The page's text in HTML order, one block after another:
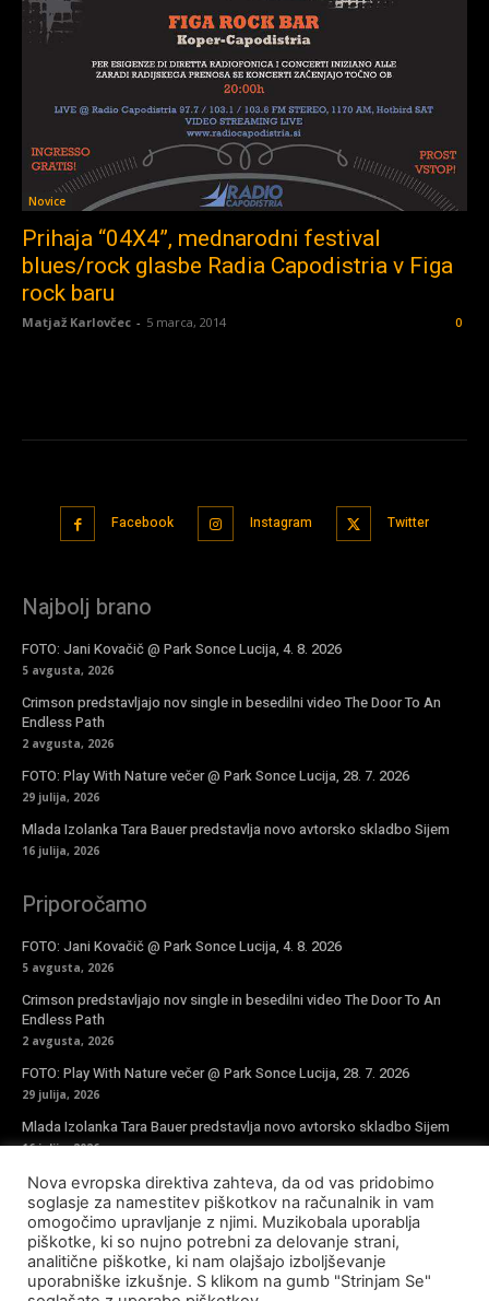
Novice
Prihaja “04X4”, mednarodni festival
blues/rock glasbe Radia Capodistria v Figa
rock baru
Matjaž Karlovčec - 5 marca, 2014 0
Facebook Instagram Twitter
Najbolj brano
FOTO: Jani Kovačič @ Park Sonce Lucija, 4. 8. 2026
5 avgusta, 2026
Crimson predstavljajo nov single in besedilni video The Door To An
Endless Path
2 avgusta, 2026
FOTO: Play With Nature večer @ Park Sonce Lucija, 28. 7. 2026
29 julija, 2026
Mlada Izolanka Tara Bauer predstavlja novo avtorsko skladbo Sijem
16 julija, 2026
Priporočamo
FOTO: Jani Kovačič @ Park Sonce Lucija, 4. 8. 2026
5 avgusta, 2026
Crimson predstavljajo nov single in besedilni video The Door To An
Endless Path
2 avgusta, 2026
FOTO: Play With Nature večer @ Park Sonce Lucija, 28. 7. 2026
29 julija, 2026
Mlada Izolanka Tara Bauer predstavlja novo avtorsko skladbo Sijem
16 julija, 2026
Vpiši se v novičke
Nova evropska direktiva zahteva, da od vas pridobimo
soglasje za namestitev piškotkov na računalnik in vam
omogočimo upravljanje z njimi. Muzikobala uporablja
piškotke, ki so nujno potrebni za delovanje strani,
analitične piškotke, ki nam olajšajo izboljševanje
uporabniške izkušnje. S klikom na gumb "Strinjam Se"